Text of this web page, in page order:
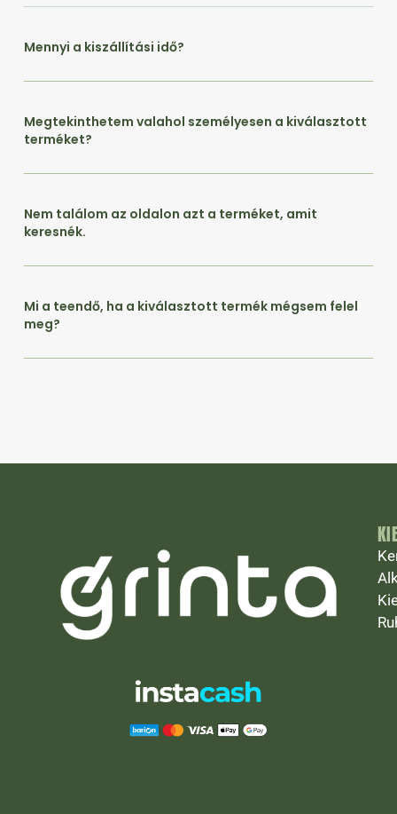
Mennyi a kiszállítási idő?
Megtekinthetem valahol személyesen a kiválasztott
terméket?
Nem találom az oldalon azt a terméket, amit
keresnék.
Mi a teendő, ha a kiválasztott termék mégsem felel
meg?